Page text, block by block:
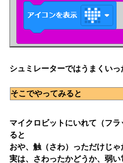
シュミレーターではうまくいっ
そこでやってみると
マイクロビットにいれて（フ
ると
おや、触（さわ）っただけじゃ
実は、さわったかどうか、弱